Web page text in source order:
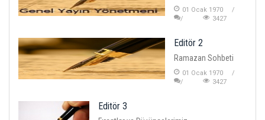
01 Ocak 1970
3427
Editör 2
Ramazan Sohbeti
01 Ocak 1970
3427
Editör 3